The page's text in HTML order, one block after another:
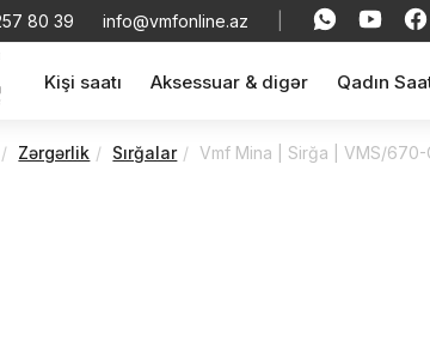
80 39 info@vmfonline.az
Kişi saatı Aksessuar & digər Qadın
Zərgərlik Sırğalar Vmf Mina | Sirğa | VMS/670-